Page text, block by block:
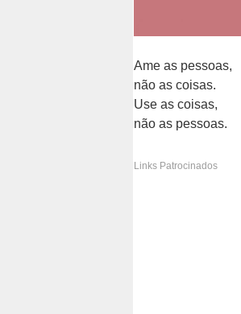
Ame as pessoas,
não as coisas.
Use as coisas,
não as pessoas.
Links Patrocinados